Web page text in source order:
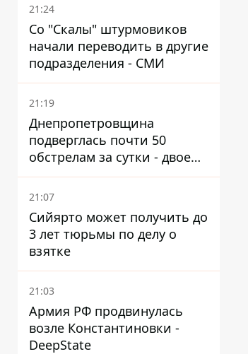
21:24
Со "Скалы" штурмовиков
начали переводить в другие
подразделения - СМИ
21:19
Днепропетровщина
подверглась почти 50
обстрелам за сутки - двое
погибших, шесть
пострадавших
21:07
Сийярто может получить до
3 лет тюрьмы по делу о
взятке
21:03
Армия РФ продвинулась
возле Константиновки -
DeepState